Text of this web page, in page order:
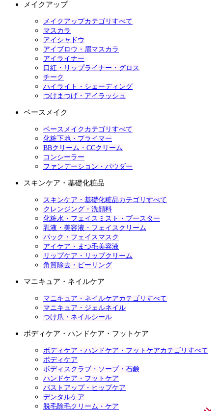
メイクアップ
メイクアップカテゴリすべて
マスカラ
アイシャドウ
アイブロウ・眉マスカラ
アイライナー
口紅・リップライナー・グロス
チーク
ハイライト・シェーディング
つけまつげ・アイラッシュ
ベースメイク
ベースメイクカテゴリすべて
化粧下地・プライマー
BBクリーム・CCクリーム
コンシーラー
ファンデーション・パウダー
スキンケア・基礎化粧品
スキンケア・基礎化粧品カテゴリすべて
クレンジング・洗顔料
化粧水・フェイスミスト・ブースター
乳液・美容液・フェイスクリーム
パック・フェイスマスク
アイケア・まつ毛美容液
リップケア・リップクリーム
角質除去・ピーリング
マニキュア・ネイルケア
マニキュア・ネイルケアカテゴリすべて
マニキュア・ジェルネイル
つけ爪・ネイルシール
ボディケア・ハンドケア・フットケア
ボディケア・ハンドケア・フットケアカテゴリすべて
ボディケア
ボディスクラブ・ソープ・石鹸
ハンドケア・フットケア
バストアップ・ヒップケア
デンタルケア
脱毛除毛クリーム・ケア